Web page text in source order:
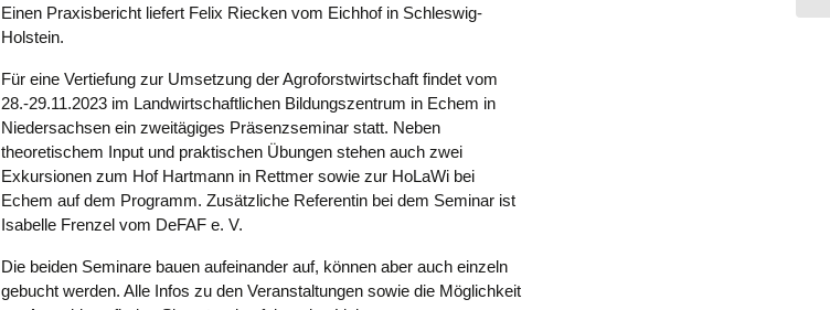
Einen Praxisbericht liefert Felix Riecken vom Eichhof in Schleswig-
Holstein.
Für eine Vertiefung zur Umsetzung der Agroforstwirtschaft findet vom
28.-29.11.2023 im Landwirtschaftlichen Bildungszentrum in Echem in
Niedersachsen ein zweitägiges Präsenzseminar statt. Neben
theoretischem Input und praktischen Übungen stehen auch zwei
Exkursionen zum Hof Hartmann in Rettmer sowie zur HoLaWi bei
Echem auf dem Programm. Zusätzliche Referentin bei dem Seminar ist
Isabelle Frenzel vom DeFAF e. V.
Die beiden Seminare bauen aufeinander auf, können aber auch einzeln
gebucht werden. Alle Infos zu den Veranstaltungen sowie die Möglichkeit